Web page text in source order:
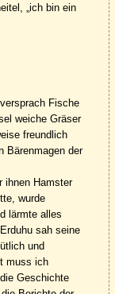
„ich bin ein
Fische
weiche Gräser
freundlich
Bärenmagen der
ihnen Hamster
wurde
lärmte alles
sah seine
und
muss ich
Geschichte